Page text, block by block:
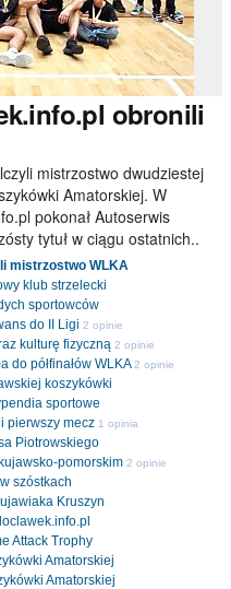
obronili
mistrzostwo dwudziestej
Amatorskiej. W
pokonał Autoserwis
tytuł w ciągu ostatnich..
mistrzostwo WLKA
klub strzelecki
sportowców
do II Ligi 2 opinie
kulturę fizyczną 2 opinie
do półfinałów WLKA 2 opinie
koszykówki
sportowe
pierwszy mecz 1 opinia
Piotrowskiego
pomorskim 2 opinie
szóstkach
Kruszyn
Attack Trophy
Amatorskiej
Amatorskiej